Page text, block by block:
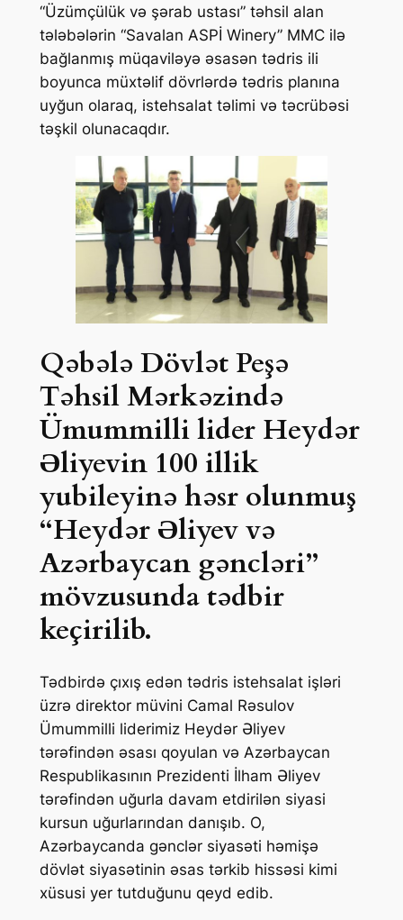
“Üzümçülük və şərab ustası” təhsil alan
tələbələrin “Savalan ASPİ Winery” MMC ilə
bağlanmış müqaviləyə əsasən tədris ili
boyunca müxtəlif dövrlərdə tədris planına
uyğun olaraq, istehsalat təlimi və təcrübəsi
təşkil olunacaqdır.
Qəbələ Dövlət Peşə
Təhsil Mərkəzində
Ümummilli lider Heydər
Əliyevin 100 illik
yubileyinə həsr olunmuş
“Heydər Əliyev və
Azərbaycan gəncləri”
mövzusunda tədbir
keçirilib.
Tədbirdə çıxış edən tədris istehsalat işləri
üzrə direktor müvini Camal Rəsulov
Ümummilli liderimiz Heydər Əliyev
tərəfindən əsası qoyulan və Azərbaycan
Respublikasının Prezidenti İlham Əliyev
tərəfindən uğurla davam etdirilən siyasi
kursun uğurlarından danışıb. O,
Azərbaycanda gənclər siyasəti həmişə
dövlət siyasətinin əsas tərkib hissəsi kimi
xüsusi yer tutduğunu qeyd edib.